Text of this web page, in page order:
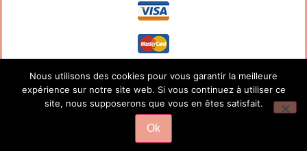
Mentions légales et CGV
©2025 J.VERMOND – Tous droits réservés
Nous utilisons des cookies pour vous garantir la meilleure
expérience sur notre site web. Si vous continuez à utiliser ce
site, nous supposerons que vous en êtes satisfait.
Ok